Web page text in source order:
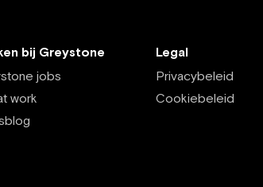
bij Greystone
jobs
work
Legal
Privacybeleid
Cookiebeleid